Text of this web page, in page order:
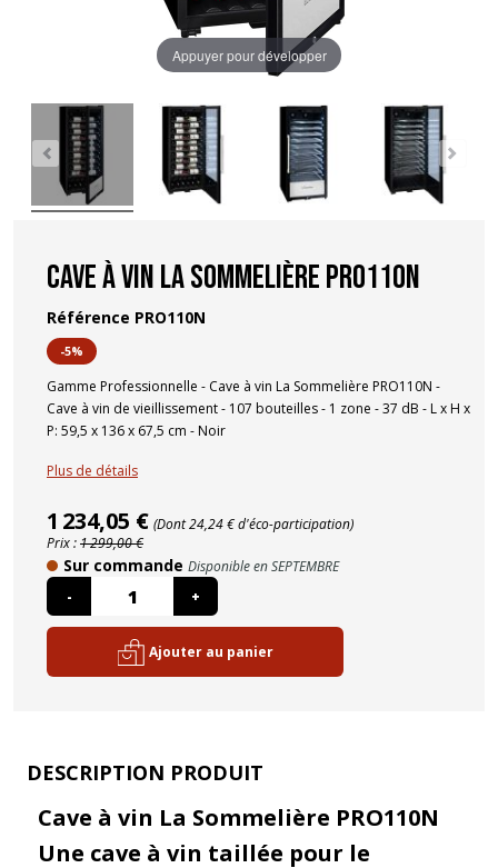
Appuyer pour développer
Cave à vin La Sommelière PRO110N
Référence PRO110N
-5%
Gamme Professionnelle - Cave à vin La Sommelière PRO110N -
Cave à vin de vieillissement - 107 bouteilles - 1 zone - 37 dB - L x H x
P: 59,5 x 136 x 67,5 cm - Noir
Plus de détails
1 234,05 € (Dont 24,24 € d'éco-participation)
Prix :1 299,00 €
Sur commande Disponible en SEPTEMBRE
-
+
Ajouter au panier
DESCRIPTION PRODUIT
Cave à vin La Sommelière PRO110N
Une cave à vin taillée pour le